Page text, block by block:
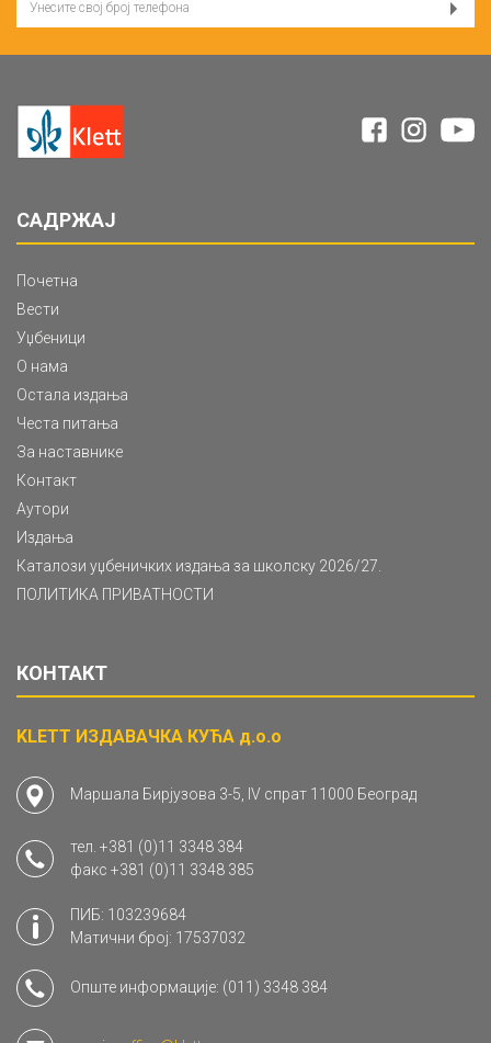
САДРЖАЈ
Почетна
Вести
Уџбеници
О нама
Остала издања
Честа питања
За наставнике
Контакт
Аутори
Издања
Каталози уџбеничких издања за школску 2026/27.
ПОЛИТИКА ПРИВАТНОСТИ
КОНТАКТ
KLETT ИЗДАВАЧКА КУЋА д.о.о
Маршала Бирјузова 3-5, IV спрат 11000 Београд
тел. +381 (0)11 3348 384
факс +381 (0)11 3348 385
ПИБ: 103239684
Матични број: 17537032
Опште информације: (011) 3348 384